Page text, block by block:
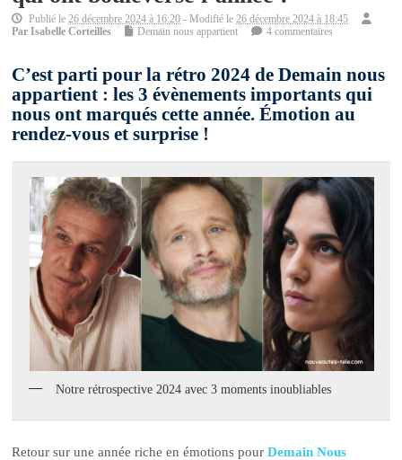
Publié le26 décembre 2024 à 16:20 - Modifié le26 décembre 2024 à 18:45
ParIsabelle Corteilles Demain nous appartient 4 commentaires
C’est parti pour la rétro 2024 de Demain nous
appartient : les 3 évènements importants qui
nous ont marqués cette année. Émotion au
rendez-vous et surprise !
Notre rétrospective 2024 avec 3 moments inoubliables
Retour sur une année riche en émotions pourDemain Nous